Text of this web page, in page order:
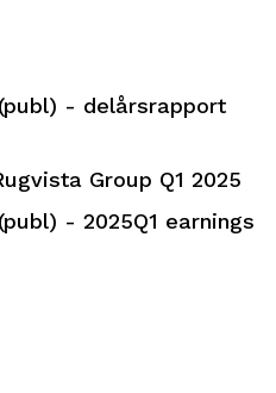
- delårsrapport
Group Q1 2025
- 2025Q1 earnings